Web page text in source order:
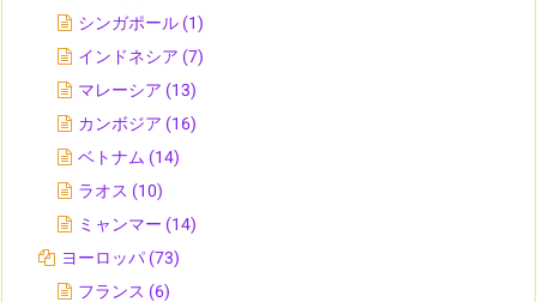
シンガポール (1)
インドネシア (7)
マレーシア (13)
カンボジア (16)
ベトナム (14)
ラオス (10)
ミャンマー (14)
ヨーロッパ (73)
フランス (6)